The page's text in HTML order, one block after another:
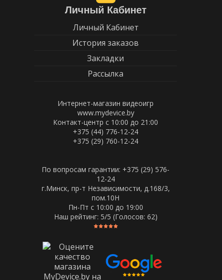
Личный Кабинет
Личный Кабинет
История заказов
Закладки
Рассылка
Интернет-магазин видеоигр
www.mydevice.by
Контакт-центр с 10:00 до 21:00
+375 (44) 776-12-24
+375 (29) 760-12-24
По вопросам гарантии: +375 (29) 576-
12-24
г.Минск, пр-т Независимости, д.168/3,
пом.10Н
Пн-Пт c 10:00 до 19:00
Наш рейтинг: 5/5 (Голосов: 62)